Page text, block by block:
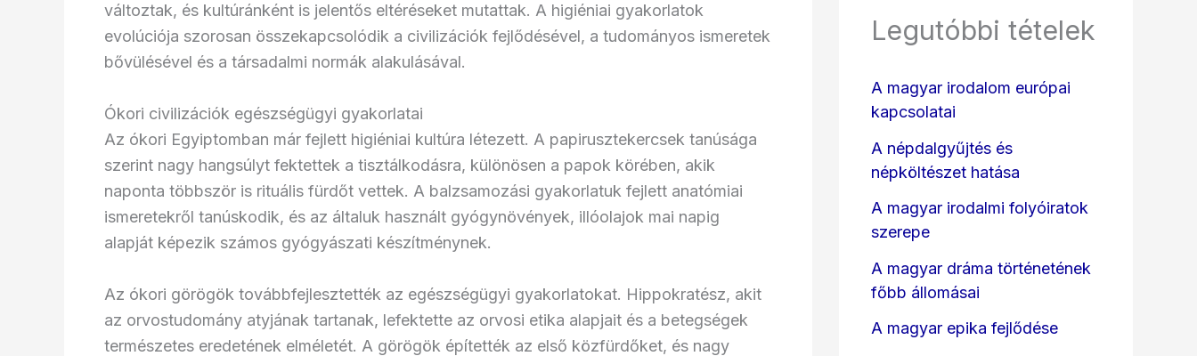
változtak, és kultúránként is jelentős eltéréseket mutattak. A higiéniai gyakorlatok
evolúciója szorosan összekapcsolódik a civilizációk fejlődésével, a tudományos ismeretek
bővülésével és a társadalmi normák alakulásával.
Ókori civilizációk egészségügyi gyakorlatai
Az ókori Egyiptomban már fejlett higiéniai kultúra létezett. A papirusztekercsek tanúsága
szerint nagy hangsúlyt fektettek a tisztálkodásra, különösen a papok körében, akik
naponta többször is rituális fürdőt vettek. A balzsamozási gyakorlatuk fejlett anatómiai
ismeretekről tanúskodik, és az általuk használt gyógynövények, illóolajok mai napig
alapját képezik számos gyógyászati készítménynek.
Az ókori görögök továbbfejlesztették az egészségügyi gyakorlatokat. Hippokratész, akit
az orvostudomány atyjának tartanak, lefektette az orvosi etika alapjait és a betegségek
természetes eredetének elméletét. A görögök építették az első közfürdőket, és nagy
Legutóbbi tételek
A magyar irodalom európai
kapcsolatai
A népdalgyűjtés és
népköltészet hatása
A magyar irodalmi folyóiratok
szerepe
A magyar dráma történetének
főbb állomásai
A magyar epika fejlődése